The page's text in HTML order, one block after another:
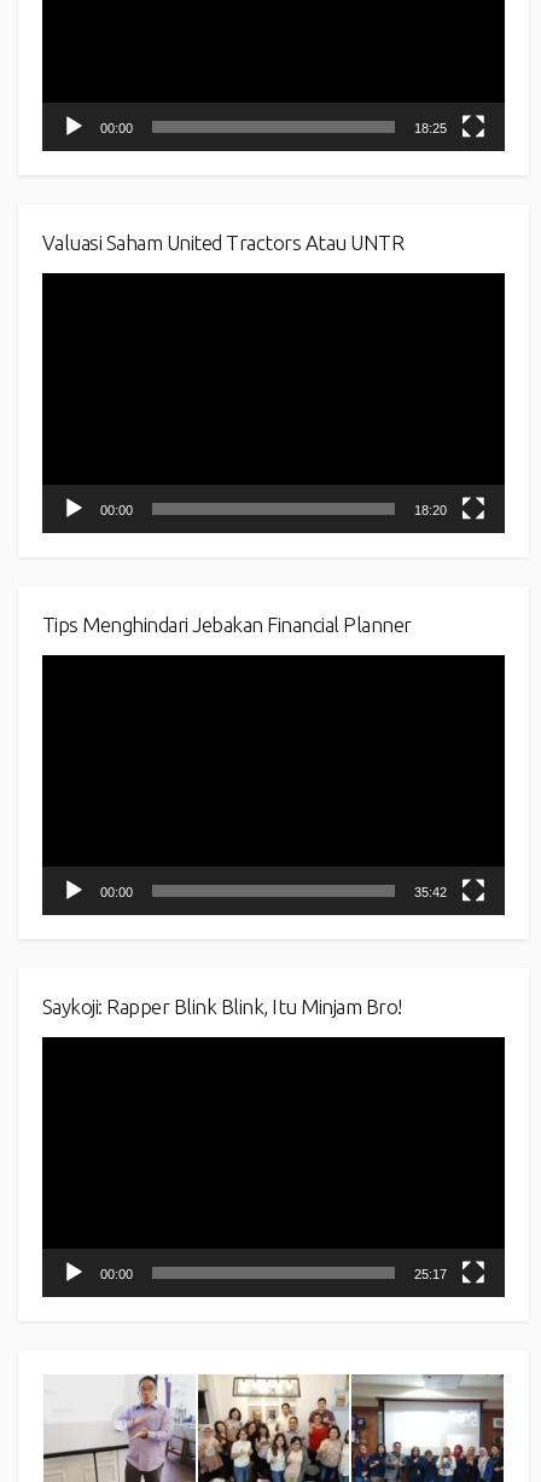
00:00 18:25
Valuasi Saham United Tractors Atau UNTR
00:00 18:20
Tips Menghindari Jebakan Financial Planner
00:00 35:42
Saykoji: Rapper Blink Blink, Itu Minjam Bro!
00:00 25:17